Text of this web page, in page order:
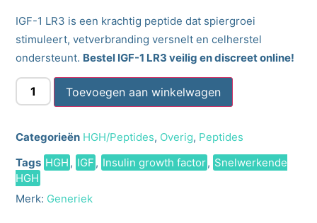
IGF-1 LR3 is een krachtig peptide dat spiergroei
stimuleert, vetverbranding versnelt en celherstel
ondersteunt. Bestel IGF-1 LR3 veilig en discreet online!
Toevoegen aan winkelwagen
Categorieën HGH/Peptides, Overig, Peptides
Tags HGH , IGF , Insulin growth factor, Snelwerkende
HGH
Merk: Generiek